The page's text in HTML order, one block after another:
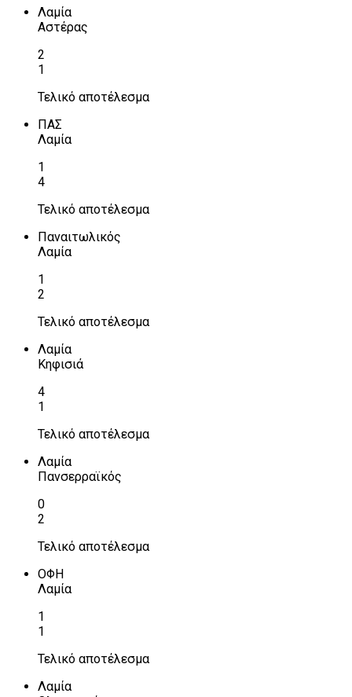
Λαμία
Αστέρας
2
1
Τελικό αποτέλεσμα
ΠΑΣ
Λαμία
1
4
Τελικό αποτέλεσμα
Παναιτωλικός
Λαμία
1
2
Τελικό αποτέλεσμα
Λαμία
Κηφισιά
4
1
Τελικό αποτέλεσμα
Λαμία
Πανσερραϊκός
0
2
Τελικό αποτέλεσμα
ΟΦΗ
Λαμία
1
1
Τελικό αποτέλεσμα
Λαμία